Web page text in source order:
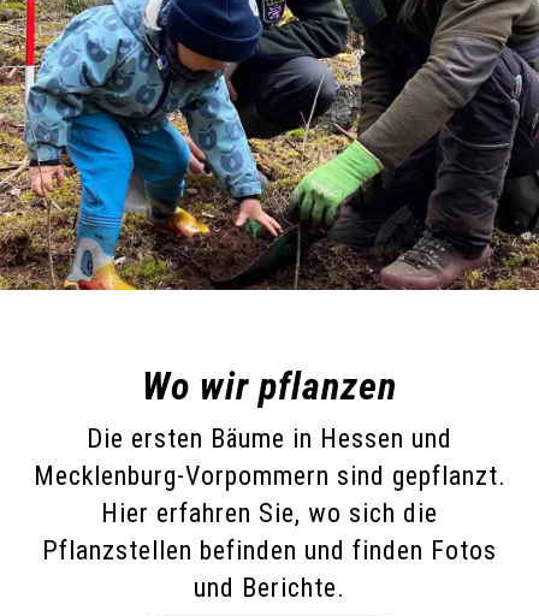
Wo wir pflanzen
Die ersten Bäume in Hessen und
Mecklenburg-Vorpommern sind gepflanzt.
Hier erfahren Sie, wo sich die
Pflanzstellen befinden und finden Fotos
und Berichte.